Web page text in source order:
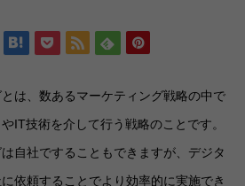
は、数あるマーケティング戦略の中で
IT技術を介して行う戦略のことです。
自社ですることもできますが、デジタ
依頼することでより効率的に実施でき